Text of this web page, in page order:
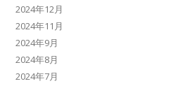
2024年12月
2024年11月
2024年9月
2024年8月
2024年7月